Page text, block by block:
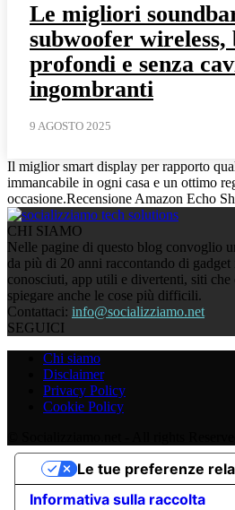
Le migliori
subwoofer wireless,
profondi e senza
ingombranti
9 AGOSTO 2025
Il miglior smart display per rapporto
immancabile in ogni casa e un ottimo
occasione.Recensione Amazon Echo
CHI SIAMO
Nelle pagine di questo blog convoglio
da più di 20 anni raccontando di gadget
conosciuti, app utili e divertenti, siti
spiegare anche le cose più difficili.
Contattaci: info@socializziamo.net
SEGUICI
Chi siamo
Disclaimer
Privacy Policy
Cookie Policy
Informativa sulla raccolta
Le tue preferenze